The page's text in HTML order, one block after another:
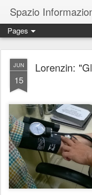
Spazio
Escursioni, viaggi,
Pages
JUN
15
Lorenzin: